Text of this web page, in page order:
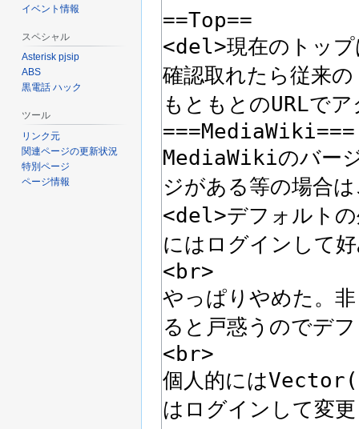
イベント情報
スペシャル
Asterisk pjsip
ABS
黒電話 ハック
ツール
リンク元
関連ページの更新状況
特別ページ
ページ情報